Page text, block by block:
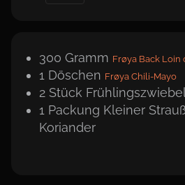
300 Gramm Frøya Back Loin
1 Döschen Frøya Chili-Mayo
2 Stück
1 Packung Kleiner
Koriander